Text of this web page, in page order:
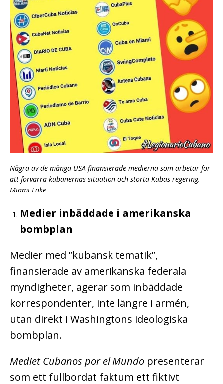
Några av de många USA-finansierade medierna som arbetar för
att förvärra kubanernas situation och störta Kubas regering.
Miami Fake.
Medier inbäddade i amerikanska
bombplan
Medier med ”kubansk tematik”,
finansierade av amerikanska federala
myndigheter, agerar som inbäddade
korrespondenter, inte längre i armén,
utan direkt i Washingtons ideologiska
bombplan.
Mediet Cubanos por el Mundo presenterar
som ett fullbordat faktum ett fiktivt